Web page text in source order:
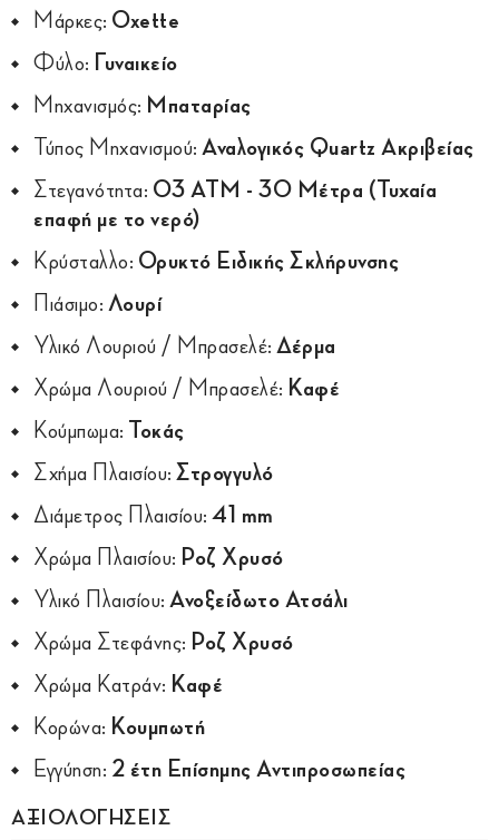
Μάρκες: Oxette
Φύλο:
Γυναικείο
Μηχανισμός: Μπαταρίας
Τύπος Μηχανισμού: Αναλογικός Quartz Ακριβείας
Στεγανότητα: 03 ATM - 30 Μέτρα (Τυχαία
επαφή με το νερό)
Κρύσταλλο: Ορυκτό Ειδικής Σκλήρυνσης
Πιάσιμο: Λουρί
Υλικό Λουριού / Μπρασελέ: Δέρμα
Χρώμα Λουριού / Μπρασελέ: Καφέ
Κούμπωμα:
Τοκάς
Σχήμα Πλαισίου: Στρογγυλό
Διάμετρος Πλαισίου: 41 mm
Χρώμα Πλαισίου: Ροζ Χρυσό
Υλικό Πλαισίου: Ανοξείδωτο Ατσάλι
Χρώμα Στεφάνης: Ροζ Χρυσό
Χρώμα Κατράν: Καφέ
Κορώνα: Κουμπωτή
Εγγύηση: 2 έτη Επίσημης Αντιπροσωπείας
ΑΞΙΟΛΟΓΗΣΕΙΣ